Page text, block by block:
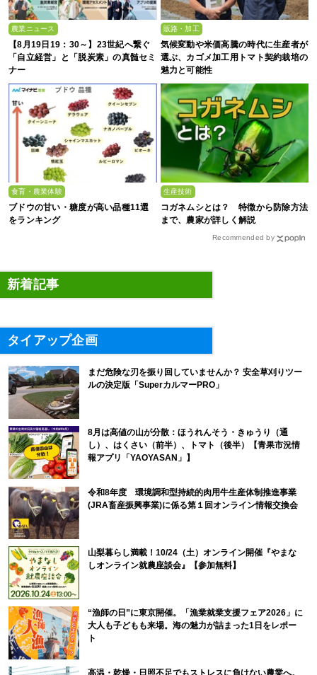
農業ニュース
【8月19日19：30～】23世紀へ繋ぐ
「自立経営」と「脱炭素」の真髄セミ
ナー
販路・加工
気候変動や米価高騰の時代に生産者が
選ぶ、カゴメ加工用トマト契約栽培の
魅力と可能性
食育・農業体験
ブドウの甘い・糖度が高い品種11選
をランキング
生産技術
コガネムシとは？ 特徴から防除方法
まで、農家が詳しく解説
Recommended by
新着記事
タイアップ企画
まだ危険な刃を振り回していませんか？ 安全草刈りツー
ルの決定版「SuperカルマーPRO」
8月は高値の山が分散：ほうれんそう・きゅうり（通
し）、はくさい（前半）、トマト（後半）【青果市況情
報アプリ「YAOYASAN」】
令和8年度 環境調和型持続的肉用牛生産体制推進事業
(JRA畜産振興事業)に係る第１回オンライン情報交換会
山梨暮らし満載！10/24（土）オンライン開催『やまな
しオンライン就農座談会』【参加無料】
“漁師の日”に東京開催。「漁業就業支援フェア2026」に
大人も子どもも来場。海の魅力が詰まった1日をレポー
ト